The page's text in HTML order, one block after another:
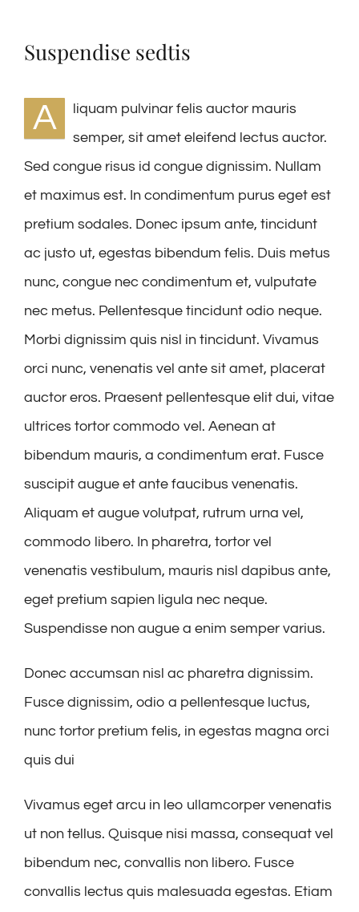
Suspendise sedtis
A
liquam pulvinar felis auctor mauris
semper, sit amet eleifend lectus auctor.
Sed congue risus id congue dignissim. Nullam
et maximus est. In condimentum purus eget est
pretium sodales. Donec ipsum ante, tincidunt
ac justo ut, egestas bibendum felis. Duis metus
nunc, congue nec condimentum et, vulputate
nec metus. Pellentesque tincidunt odio neque.
Morbi dignissim quis nisl in tincidunt. Vivamus
orci nunc, venenatis vel ante sit amet, placerat
auctor eros. Praesent pellentesque elit dui, vitae
ultrices tortor commodo vel. Aenean at
bibendum mauris, a condimentum erat. Fusce
suscipit augue et ante faucibus venenatis.
Aliquam et augue volutpat, rutrum urna vel,
commodo libero. In pharetra, tortor vel
venenatis vestibulum, mauris nisl dapibus ante,
eget pretium sapien ligula nec neque.
Suspendisse non augue a enim semper varius.
Donec accumsan nisl ac pharetra dignissim.
Fusce dignissim, odio a pellentesque luctus,
nunc tortor pretium felis, in egestas magna orci
quis dui
Vivamus eget arcu in leo ullamcorper venenatis
ut non tellus. Quisque nisi massa, consequat vel
bibendum nec, convallis non libero. Fusce
convallis lectus quis malesuada egestas. Etiam